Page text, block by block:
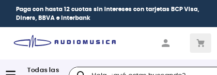
Paga con hasta 12 cuotas sin intereses con tarjetas BCP Visa,
Diners, BBVA e Interbank
Hola, ¿qué estas buscando?